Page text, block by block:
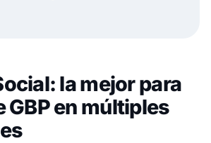
la mejor para
GBP en múltiples